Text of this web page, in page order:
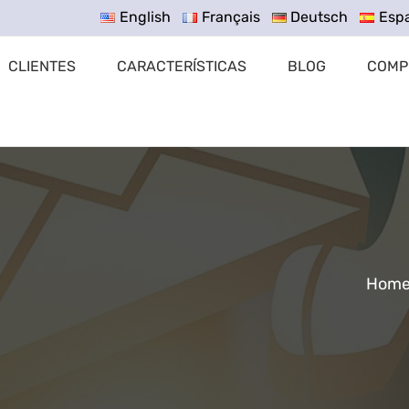
English Français Deutsch
CLIENTES CARACTERÍSTICAS BLOG